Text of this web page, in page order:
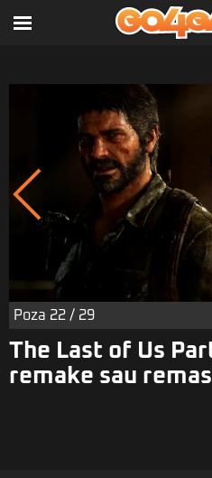
Poza 22 / 29
The Last of Us
remake sau